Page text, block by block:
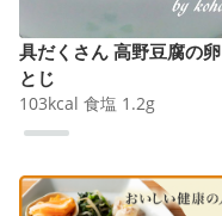
具だくさん 高野豆腐の卵
とじ
103kcal 食塩 1.2g